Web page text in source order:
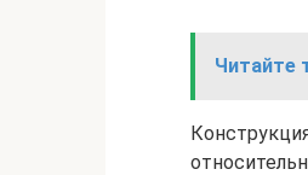
Читайте